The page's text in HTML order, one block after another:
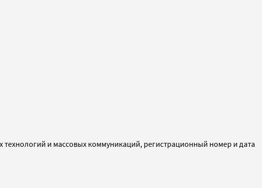
и массовых коммуникаций, регистрационный номер и дата